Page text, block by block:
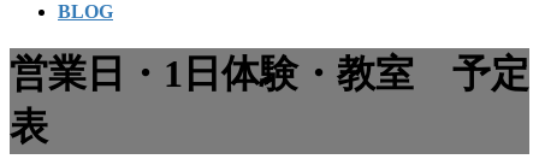
BLOG
営業日・1日体験・教室 予定
表